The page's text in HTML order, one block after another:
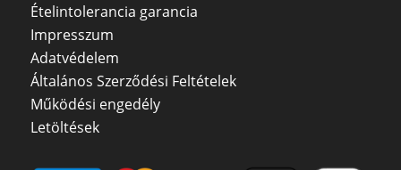
Ételintolerancia garancia
Impresszum
Adatvédelem
Általános Szerződési Feltételek
Működési engedély
Letöltések